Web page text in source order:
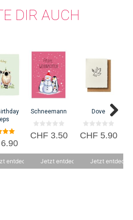
DIR AUCH
5
entdecken
Schneemann
0
v
CHF3.50
Jetzt entdecken
Dove
0
v
CHF5.90
Jetzt